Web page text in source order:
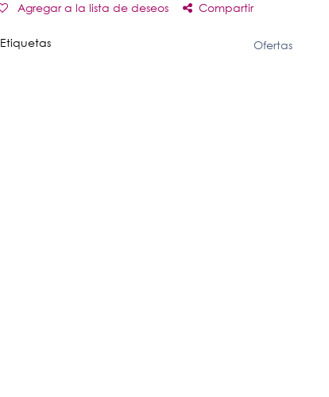
Agregar a la lista de deseos Compartir
Etiquetas Ofertas